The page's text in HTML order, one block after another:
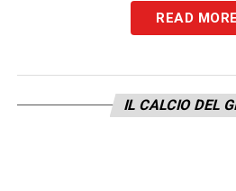
READ MORE
IL CALCIO DEL